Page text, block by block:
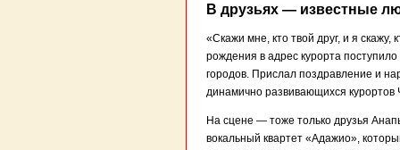
В друзьях — известные
«Скажи мне, кто твой друг, и я скажу,
рождения в адрес курорта
городов. Прислал поздравление и
динамично развивающихся курортов
На сцене — тоже только друзья
вокальный квартет «Адажио»,